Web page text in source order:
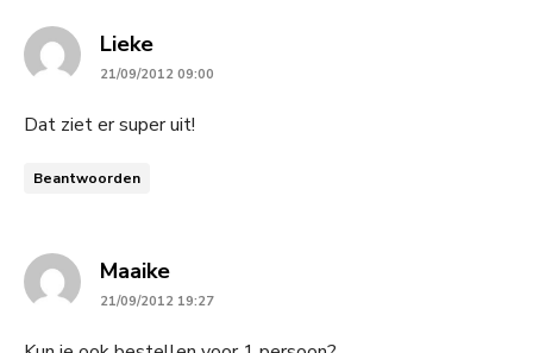
Liekesays:
21/09/2012 09:00
Dat ziet er super uit!
Beantwoorden
Maaikesays:
21/09/2012 19:27